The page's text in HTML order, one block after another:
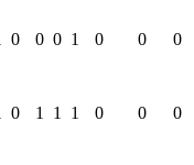
0 0 0 1 0 0 0
0 1 1 1 0 0 0